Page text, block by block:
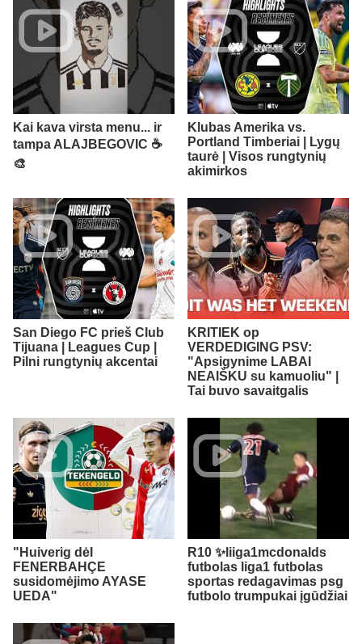
Kai kava virsta menu... ir
tampa ALAJBEGOVIC ☕️
🎨
Klubas Amerika vs.
Portland Timberiai | Lygų
taurė | Visos rungtynių
akimirkos
San Diego FC prieš Club
Tijuana | Leagues Cup |
Pilni rungtynių akcentai
KRITIEK op
VERDEDIGING PSV:
"Apsigynime LABAI
NEAIŠKU su kamuoliu" |
Tai buvo savaitgalis
"Huiverig dėl
FENERBAHÇE
susidomėjimo AYASE
UEDA"
R10 ✨liiga1mcdonalds
futbolas liga1 futbolas
sportas redagavimas psg
futbolo trumpukai įgūdžiai